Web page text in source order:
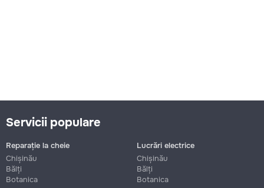
Servicii populare
Reparație la cheie
Chișinău
Bălți
Botanica
Lucrări electrice
Chișinău
Bălți
Botanica